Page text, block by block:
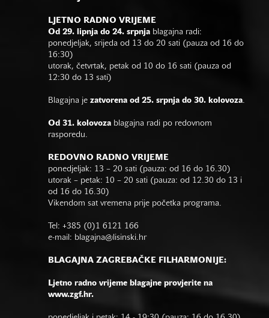
LJETNO RADNO VRIJEME
Od 29. lipnja do 24. srpnja blagajna radi:
ponedjeljak, srijeda od 13 do 20 sati (pauza od 16 do
16:30)
utorak, četvrtak, petak od 10 do 16 sati (pauza od
12:30 do 13 sati)
Blagajna je zatvorena od 25. srpnja do 30. kolovoza.
Od 31. kolovoza blagajna radi po redovnom
rasporedu.
REDOVNO RADNO VRIJEME
ponedjeljak: 13 – 20 sati (pauza: od 16 do 16.30)
utorak – petak: 10 – 20 sati (pauza: od 12.30 do 13 i
od 16 do 16.30)
Vikendom sat vremena prije početka programa.
Tel: +385 (0)1 6121 166
e-mail: blagajna@lisinski.hr
BLAGAJNA ZAGREBAČKE FILHARMONIJE:
Ljetno radno vrijeme blagajne provjerite na
www.zgf.hr.